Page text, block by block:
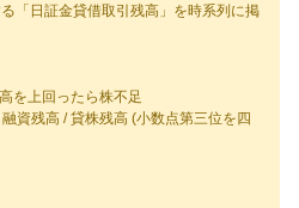
「日証金貸借取引残高」を時系列に掲
を上回ったら株不足
融資残高 / 貸株残高 (小数点第三位を四